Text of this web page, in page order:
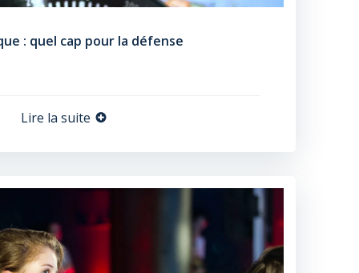
: quel cap pour la défense
Lire la suite